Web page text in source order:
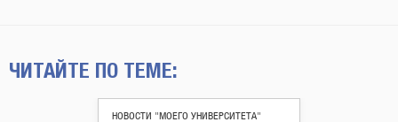
ЧИТАЙТЕ ПО ТЕМЕ:
НОВОСТИ "МОЕГО УНИВЕРСИТЕТА"